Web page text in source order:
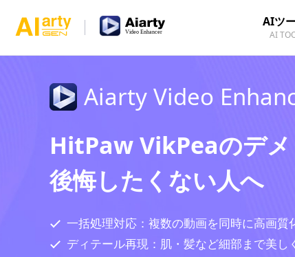
AIツ
AI
Aiarty Video
HitPaw VikPeaのデ
後悔したくない人へ
一括処理対応：複数の動画を同時に高画質
ディテール再現：肌・髪など細部まで美し